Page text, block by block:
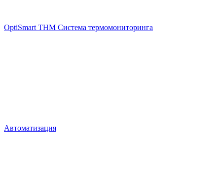
OptiSmart THM Система термомониторинга
Автоматизация